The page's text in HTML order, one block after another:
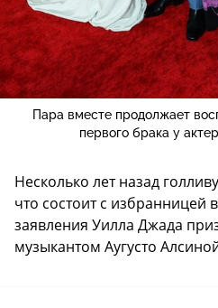
Пара вместе продолжает
первого брака у
Несколько лет назад
что состоит с избранницей
заявления Уилла Джада
музыкантом Аугусто